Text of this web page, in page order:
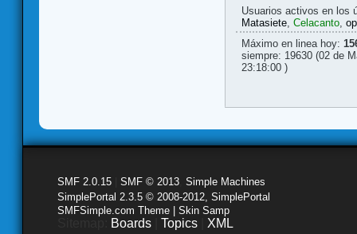
Usuarios activos en los
Matasiete, Celacanto,
Máximo en linea hoy:
siempre: 19630 (02 de
23:18:00 )
SMF 2.0.15 SMF © 2013 Simple Machines
SimplePortal 2.3.5 © 2008-2012, SimplePortal
SMFSimple.com Theme | Skin Samp
Boards Topics XML